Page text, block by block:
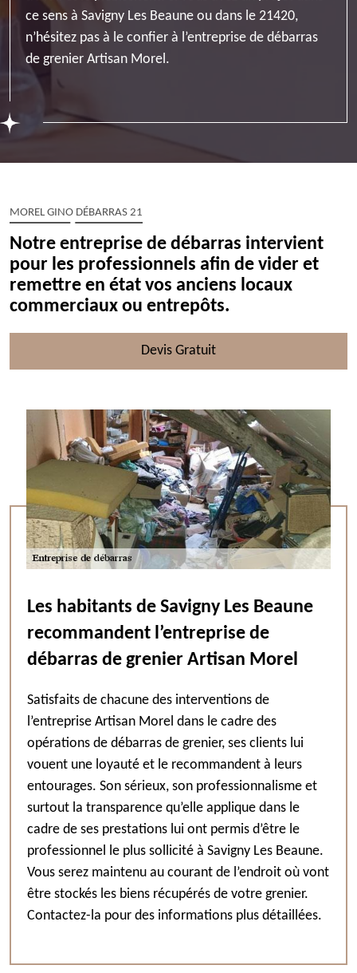
ce sens à Savigny Les Beaune ou dans le 21420,
n’hésitez pas à le confier à l’entreprise de débarras
de grenier Artisan Morel.
MOREL GINO DÉBARRAS 21
Notre entreprise de débarras intervient
pour les professionnels afin de vider et
remettre en état vos anciens locaux
commerciaux ou entrepôts.
Devis Gratuit
Les habitants de Savigny Les Beaune
recommandent l’entreprise de
débarras de grenier Artisan Morel
Satisfaits de chacune des interventions de
l’entreprise Artisan Morel dans le cadre des
opérations de débarras de grenier, ses clients lui
vouent une loyauté et le recommandent à leurs
entourages. Son sérieux, son professionnalisme et
surtout la transparence qu’elle applique dans le
cadre de ses prestations lui ont permis d’être le
professionnel le plus sollicité à Savigny Les Beaune.
Vous serez maintenu au courant de l’endroit où vont
être stockés les biens récupérés de votre grenier.
Contactez-la pour des informations plus détaillées.